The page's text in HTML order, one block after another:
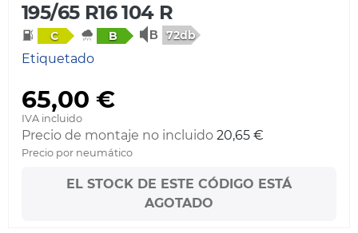
195/65 R16 104 R
C B 72db
Etiquetado
65,00 €
IVA incluido
Precio de montaje no incluido 20,65 €
Precio por neumático
EL STOCK DE ESTE CÓDIGO ESTÁ
AGOTADO